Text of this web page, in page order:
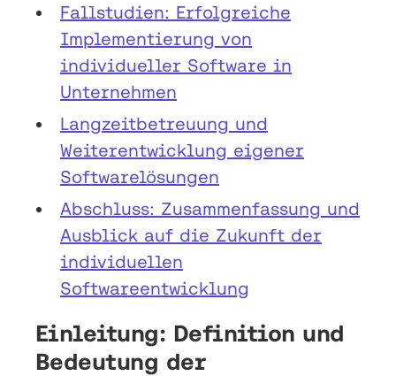
Fallstudien: Erfolgreiche
Implementierung von
individueller Software in
Unternehmen
Langzeitbetreuung und
Weiterentwicklung eigener
Softwarelösungen
Abschluss: Zusammenfassung und
Ausblick auf die Zukunft der
individuellen
Softwareentwicklung
Einleitung: Definition und
Bedeutung der